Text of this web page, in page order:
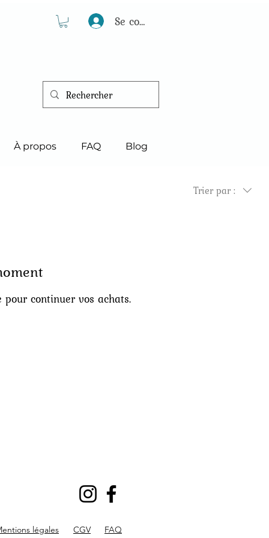
Se connecter
À propos FAQ Blog
Trier par :
continuer vos achats.
légales CGV FAQ